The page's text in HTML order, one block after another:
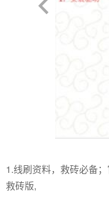
1.线刷资料，救砖必备
救砖版,